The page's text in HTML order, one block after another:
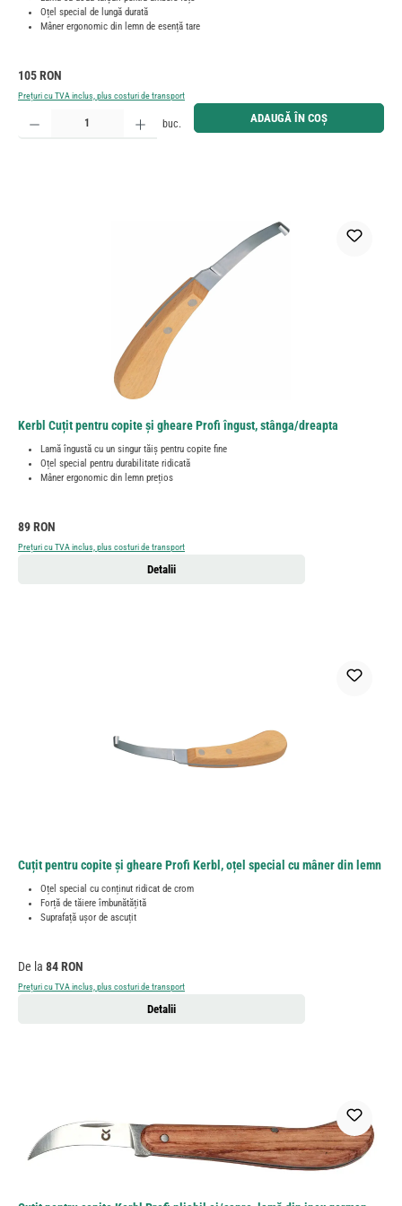
Oțel special de lungă durată
Mâner ergonomic din lemn de esență tare
Preț obișnuit:
105 RON
Prețuri cu TVA inclus, plus costuri de transport
Cantitate produs: Introduceți cantitatea dorită sau utilizați butoanele pentru a mări sau micșora
buc. ADAUGĂ ÎN COȘ
Kerbl Cuțit pentru copite și gheare Profi îngust, stânga/dreapta
Lamă îngustă cu un singur tăiș pentru copite fine
Oțel special pentru durabilitate ridicată
Mâner ergonomic din lemn prețios
Preț obișnuit:
89 RON
Prețuri cu TVA inclus, plus costuri de transport
Detalii
Cuțit pentru copite și gheare Profi Kerbl, oțel special cu mâner din lemn
Oțel special cu conținut ridicat de crom
Forță de tăiere îmbunătățită
Suprafață ușor de ascuțit
Preț obișnuit:
De la 84 RON
Prețuri cu TVA inclus, plus costuri de transport
Detalii